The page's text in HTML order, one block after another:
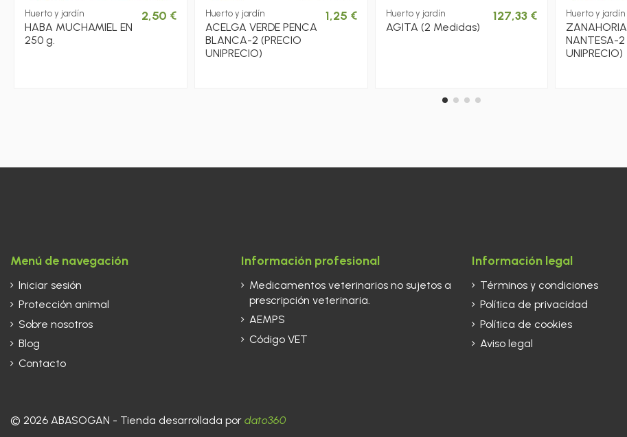
Huerto y jardín
HABA MUCHAMIEL EN
250 g.
2,50 € Huerto y jardín
ACELGA VERDE PENCA
BLANCA-2 (PRECIO
UNIPRECIO)
1,25 € Huerto y jardín
AGITA (2 Medidas)
127,33 € Huerto y jardín
ZANAHORIA
NANTESA-2
UNIPRECIO)
Menú de navegación
Iniciar sesión
Protección animal
Sobre nosotros
Blog
Contacto
Información profesional
Medicamentos veterinarios no sujetos a
prescripción veterinaria.
AEMPS
Código VET
Información legal
Términos y condiciones
Política de privacidad
Política de cookies
Aviso legal
© 2026 ABASOGAN - Tienda desarrollada por dato360